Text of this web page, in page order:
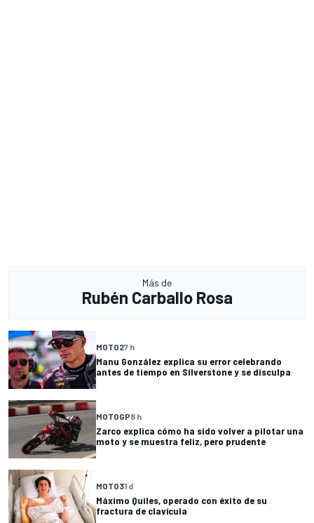
Más de
Rubén Carballo Rosa
MOTO27 h
Manu González explica su error celebrando
antes de tiempo en Silverstone y se disculpa
MOTOGP8 h
Zarco explica cómo ha sido volver a pilotar una
moto y se muestra feliz, pero prudente
MOTO31 d
Máximo Quiles, operado con éxito de su
fractura de clavícula